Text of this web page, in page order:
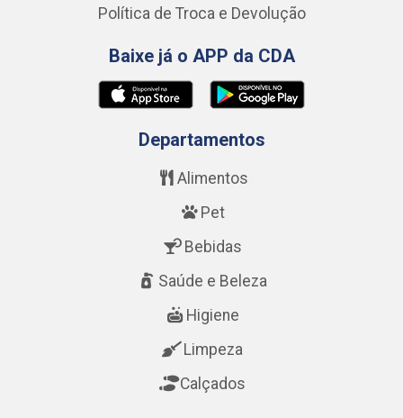
Política de Troca e Devolução
Baixe já o APP da CDA
Departamentos
Alimentos
Pet
Bebidas
Saúde e Beleza
Higiene
Limpeza
Calçados